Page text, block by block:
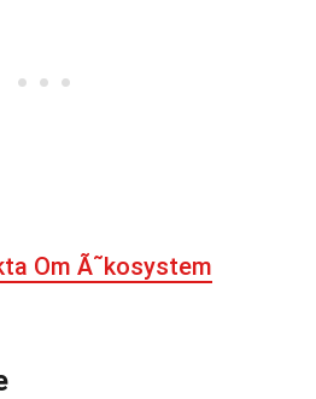
Om Ã˜kosystem